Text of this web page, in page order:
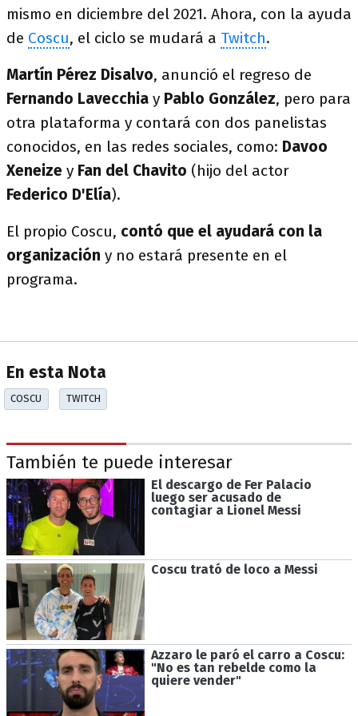
mismo en diciembre del 2021. Ahora, con la ayuda
de Coscu, el ciclo se mudará a Twitch.
Martín Pérez Disalvo, anunció el regreso de
Fernando Lavecchia y Pablo González, pero para
otra plataforma y contará con dos panelistas
conocidos, en las redes sociales, como: Davoo
Xeneize y Fan del Chavito (hijo del actor
Federico D'Elía).
El propio Coscu, contó que el ayudará con la
organización y no estará presente en el
programa.
En esta Nota
COSCU TWITCH
También te puede interesar
El descargo de Fer Palacio
luego ser acusado de
contagiar a Lionel Messi
Coscu trató de loco a Messi
Azzaro le paró el carro a Coscu:
"No es tan rebelde como la
quiere vender"